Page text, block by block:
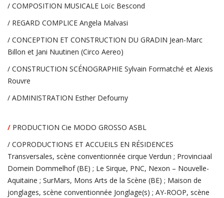
/ COMPOSITION MUSICALE Loïc Bescond
/ REGARD COMPLICE Angela Malvasi
/ CONCEPTION ET CONSTRUCTION DU GRADIN Jean-Marc
Billon et Jani Nuutinen (Circo Aereo)
/ CONSTRUCTION SCÉNOGRAPHIE Sylvain Formatché et Alexis
Rouvre
/ ADMINISTRATION Esther Defourny
/ PRODUCTION Cie MODO GROSSO ASBL
/ COPRODUCTIONS ET ACCUEILS EN RÉSIDENCES
Transversales, scène conventionnée cirque Verdun ; Provinciaal
Domein Dommelhof (BE) ; Le Sirque, PNC, Nexon – Nouvelle-
Aquitaine ; SurMars, Mons Arts de la Scène (BE) ; Maison de
jonglages, scène conventionnée Jonglage(s) ; AY-ROOP, scène